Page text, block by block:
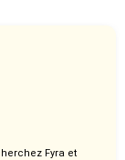
Fyra et